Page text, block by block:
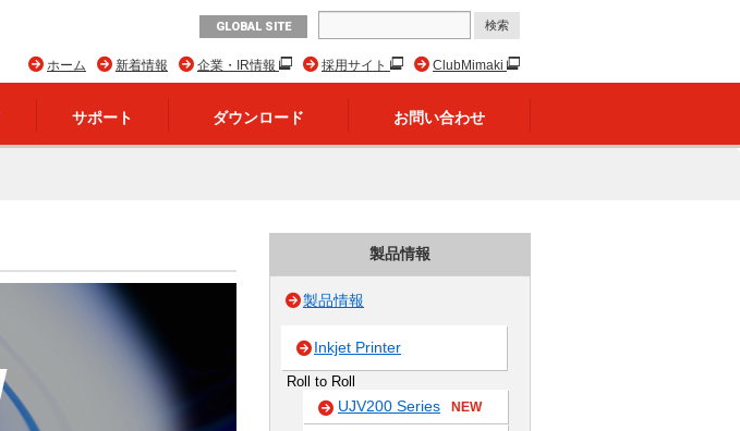
GLOBAL SITE
ClubMimaki
採用サイト
企業・IR情報
新着情報
ホーム
サポート ダウンロード お問い合わせ
製品情報
製品情報
Inkjet Printer
Roll to Roll
UJV200 Series NEW